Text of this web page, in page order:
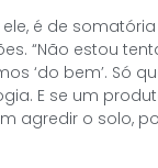
é de
“Não estou
‘do bem’. Só
E se um
agredir o solo,